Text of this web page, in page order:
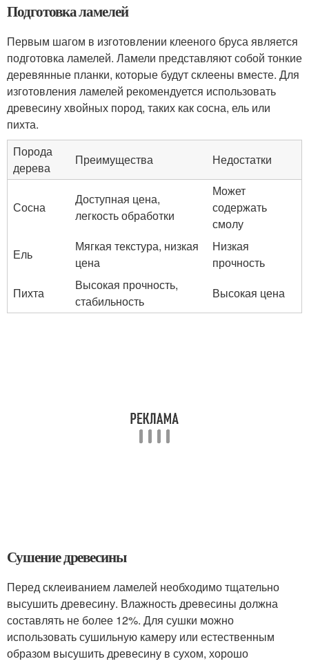
Подготовка ламелей
Первым шагом в изготовлении клееного бруса является
подготовка ламелей. Ламели представляют собой тонкие
деревянные планки, которые будут склеены вместе. Для
изготовления ламелей рекомендуется использовать
древесину хвойных пород, таких как сосна, ель или
пихта.
Порода
дерева
Преимущества Недостатки
Сосна
Доступная цена,
легкость обработки
Может
содержать
смолу
Ель
Мягкая текстура, низкая
цена
Низкая
прочность
Пихта
Высокая прочность,
стабильность
Высокая цена
Сушение древесины
Перед склеиванием ламелей необходимо тщательно
высушить древесину. Влажность древесины должна
составлять не более 12%. Для сушки можно
использовать сушильную камеру или естественным
образом высушить древесину в сухом, хорошо